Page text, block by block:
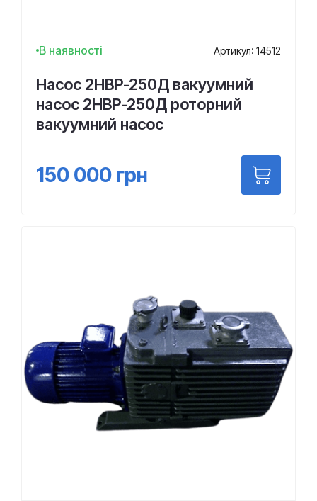
В наявності Артикул: 14512
Насос 2НВР-250Д вакуумний
насос 2НВР-250Д роторний
вакуумний насос
150 000 грн